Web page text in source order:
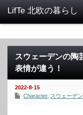
スウェーデンの陶
表情が違う！
2022-8-15
Character, スウェーデン